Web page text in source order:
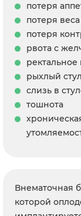
потеря
потеря веса
потеря
рвота с
рыхлый стул
слизь в
тошнота
Внематочная
которой